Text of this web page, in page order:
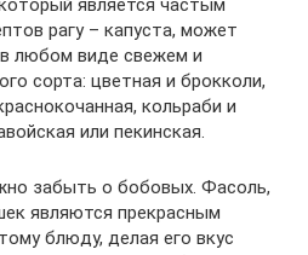
является частым
рагу – капуста, может
любом виде свежем и
сорта: цветная и брокколи,
кольраби и
или пекинская.
забыть о бобовых. Фасоль,
являются прекрасным
блюду, делая его вкус